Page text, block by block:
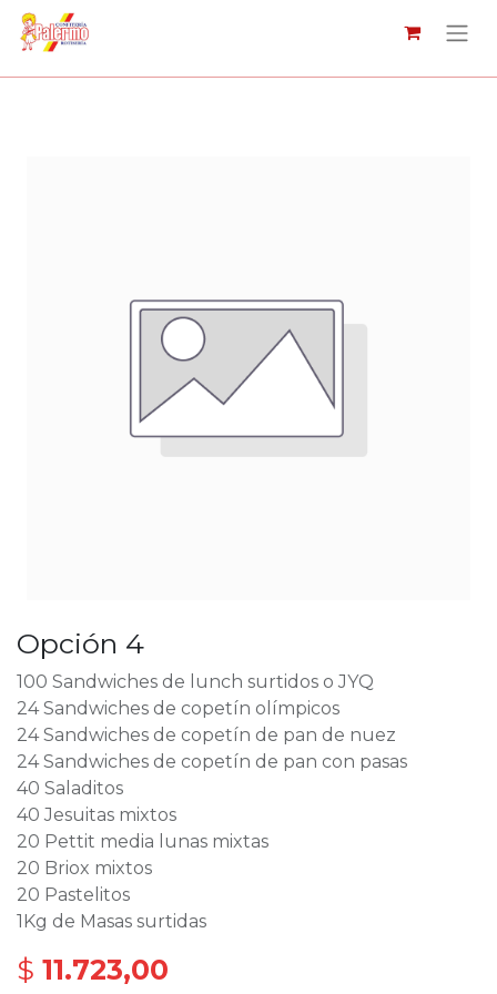
Opción 4
100 Sandwiches de lunch surtidos o JYQ
24 Sandwiches de copetín olímpicos
24 Sandwiches de copetín de pan de nuez
24 Sandwiches de copetín de pan con pasas
40 Saladitos
40 Jesuitas mixtos
20 Pettit media lunas mixtas
20 Briox mixtos
20 Pastelitos
1Kg de Masas surtidas
$ 11.723,00